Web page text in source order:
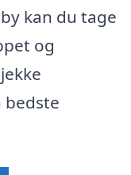
kan du tage
og